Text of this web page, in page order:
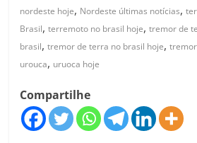
nordeste hoje, Nordeste últimas notícias,
Brasil,terremoto no brasil hoje,tremor de
brasil,tremor de terra no brasil hoje,
urouca, uruoca hoje
Compartilhe